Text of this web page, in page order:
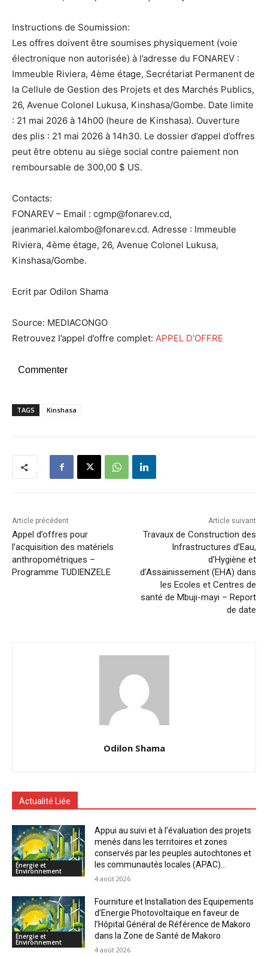
Instructions de Soumission:
Les offres doivent être soumises physiquement (voie
électronique non autorisée) à l’adresse du FONAREV :
Immeuble Riviera, 4ème étage, Secrétariat Permanent de
la Cellule de Gestion des Projets et des Marchés Publics,
26, Avenue Colonel Lukusa, Kinshasa/Gombe. Date limite
: 21 mai 2026 à 14h00 (heure de Kinshasa). Ouverture
des plis : 21 mai 2026 à 14h30. Le dossier d’appel d’offres
peut être obtenu au siège social contre paiement non
remboursable de 300,00 $ US.
Contacts:
FONAREV – Email : cgmp@fonarev.cd,
jeanmariel.kalombo@fonarev.cd. Adresse : Immeuble
Riviera, 4ème étage, 26, Avenue Colonel Lukusa,
Kinshasa/Gombe.
Ecrit par Odilon Shama
Source: MEDIACONGO
Retrouvez l’appel d’offre complet: APPEL D’OFFRE
Commenter
TAGS Kinshasa
Article précédent
Appel d’offres pour
l’acquisition des matériels
anthropométriques –
Programme TUDIENZELE
Article suivant
Travaux de Construction des
Infrastructures d’Eau,
d’Hygiène et
d’Assainissement (EHA) dans
les Ecoles et Centres de
santé de Mbuji-mayi – Report
de date
Odilon Shama
Actualité Liée
Énergie et
Environnement
Appui au suivi et à l’évaluation des projets
menés dans les territoires et zones
conservés par les peuples autochtones et
les communautés locales (APAC)...
4 août 2026
Énergie et
Environnement
Fourniture et Installation des Equipements
d’Energie Photovoltaïque en faveur de
l’Hôpital Général de Référence de Makoro
dans la Zone de Santé de Makoro
4 août 2026